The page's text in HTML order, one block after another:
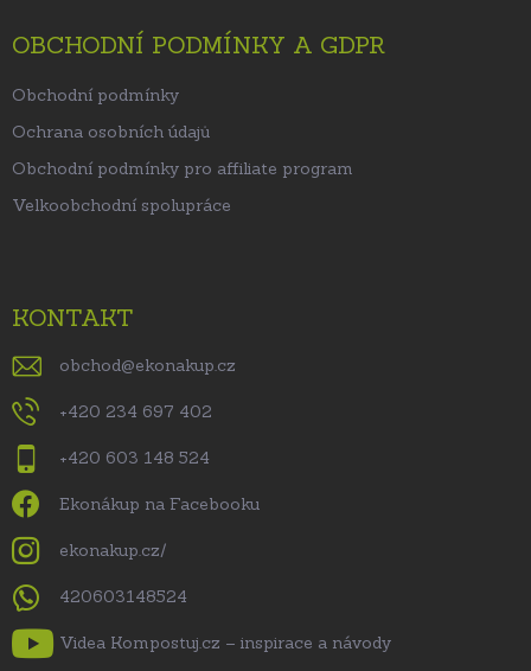
OBCHODNÍ PODMÍNKY A GDPR
Obchodní podmínky
Ochrana osobních údajů
Obchodní podmínky pro affiliate program
Velkoobchodní spolupráce
KONTAKT
obchod@ekonakup.cz
+420 234 697 402
+420 603 148 524
Ekonákup na Facebooku
ekonakup.cz/
420603148524
Videa Kompostuj.cz – inspirace a návody